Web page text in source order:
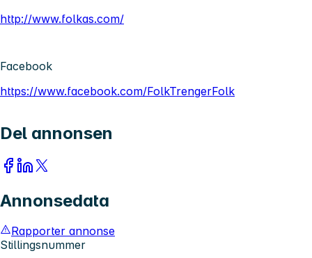
http://www.folkas.com/
Facebook
https://www.facebook.com/FolkTrengerFolk
Del annonsen
Annonsedata
Rapporter annonse
Stillingsnummer